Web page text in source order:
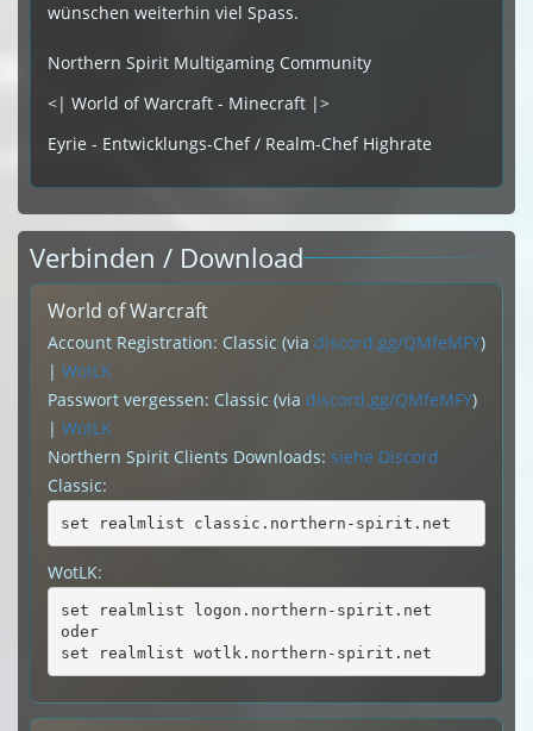
wünschen weiterhin viel Spass.
Northern Spirit Multigaming Community
<| World of Warcraft - Minecraft |>
Eyrie - Entwicklungs-Chef / Realm-Chef Highrate
Verbinden / Download
World of Warcraft
Account Registration: Classic (via discord.gg/QMfeMFY)
| WotLK
Passwort vergessen: Classic (via discord.gg/QMfeMFY)
| WotLK
Northern Spirit Clients Downloads: siehe Discord
Classic:
set realmlist classic.northern-spirit.net
WotLK:
set realmlist logon.northern-spirit.net
oder
set realmlist wotlk.northern-spirit.net